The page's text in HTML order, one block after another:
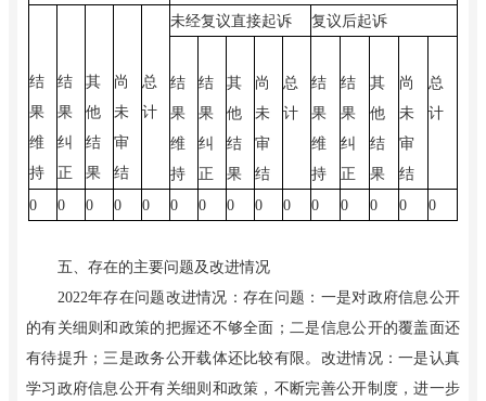
结
果
维
持
结
果
纠
正
其
他
结
果
尚
未
审
结
总
计
未经复议直接起诉 复议后起诉
结
果
维
持
结
果
纠
正
其
他
结
果
尚
未
审
结
总
计
结
果
维
持
结
果
纠
正
其
他
结
果
尚
未
审
结
总
计
0 0 0 0 0 0 0 0 0 0 0 0 0 0 0
五、存在的主要问题及改进情况
2022年存在问题改进情况：存在问题：一是对政府信息公开
的有关细则和政策的把握还不够全面； 二是信息公开的覆盖面还
有待提升； 三是政务公开载体还比较有限。 改进情况：一是认真
学习政府信息公开有关细则和政策，不断完善公开制度，进一步